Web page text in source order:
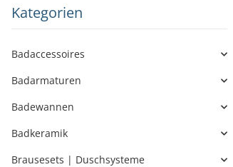
Kategorien
Badaccessoires
Badarmaturen
Badewannen
Badkeramik
Brausesets | Duschsysteme